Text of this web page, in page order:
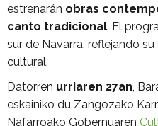
estrenarán obras
canto tradicional. El
sur de Navarra, reflejando
cultural.
Datorren urriaren 27an,
eskainiko du Zangozako
Nafarroako Gobernuaren